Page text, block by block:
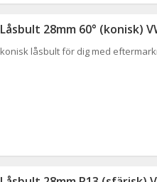
Låsbult 28mm 60° (konisk)
konisk låsbult för dig med